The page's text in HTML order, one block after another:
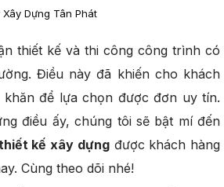
Xây Dựng Tân Phát
thiết kế và thi công công trình có
Điều này đã khiến cho khách
khăn để lựa chọn được đơn uy tín.
điều ấy, chúng tôi sẽ bật mí đến
kế xây dựngđược khách hàng
Cùng theo dõi nhé!